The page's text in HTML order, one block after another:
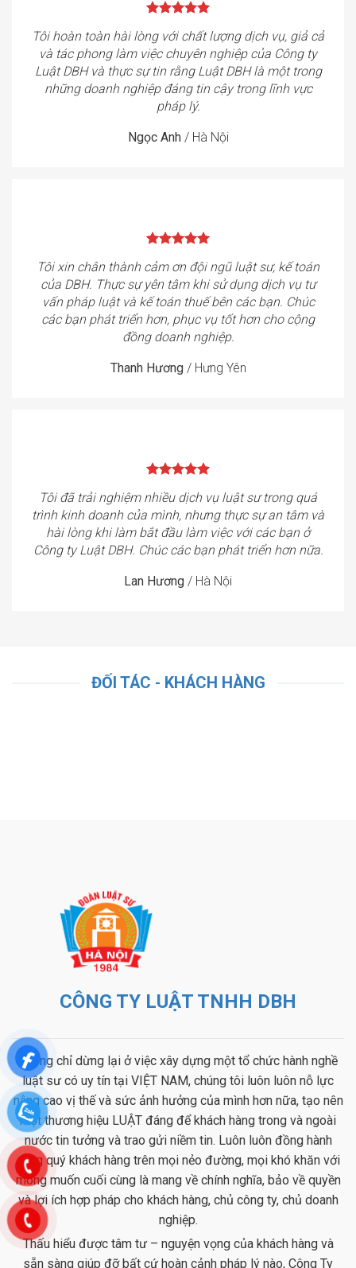
Tôi hoàn toàn hài lòng với chất lượng dịch vụ, giả cả
và tác phong làm việc chuyên nghiệp của Công ty
Luật DBH và thực sự tin rằng Luật DBH là một trong
những doanh nghiệp đáng tin cậy trong lĩnh vực
pháp lý.
Ngọc Anh / Hà Nội
Tôi xin chân thành cảm ơn đội ngũ luật sư, kế toán
của DBH. Thực sự yên tâm khi sử dụng dịch vụ tư
vấn pháp luật và kế toán thuế bên các bạn. Chúc
các bạn phát triển hơn, phục vụ tốt hơn cho cộng
đồng doanh nghiệp.
Thanh Hương / Hưng Yên
Tôi đã trải nghiệm nhiều dịch vụ luật sư trong quá
trình kinh doanh của mình, nhưng thực sự an tâm và
hài lòng khi làm bắt đầu làm việc với các bạn ở
Công ty Luật DBH. Chúc các bạn phát triển hơn nữa.
Lan Hương / Hà Nội
ĐỐI TÁC - KHÁCH HÀNG
CÔNG TY LUẬT TNHH DBH
Không chỉ dừng lại ở việc xây dựng một tổ chức hành nghề
luật sư có uy tín tại VIỆT NAM, chúng tôi luôn luôn nỗ lực
nâng cao vị thế và sức ảnh hưởng của mình hơn nữa, tạo nên
một thương hiệu LUẬT đáng để khách hàng trong và ngoài
nước tin tưởng và trao gửi niềm tin. Luôn luôn đồng hành
cùng quý khách hàng trên mọi nẻo đường, mọi khó khăn với
mong muốn cuối cùng là mang về chính nghĩa, bảo về quyền
và lợi ích hợp pháp cho khách hàng, chủ công ty, chủ doanh
nghiệp.
Thấu hiểu được tâm tư – nguyện vọng của khách hàng và
sẵn sàng giúp đỡ bất cứ hoàn cảnh pháp lý nào, Công Ty